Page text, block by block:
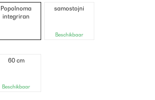
Popolnoma
integriran
samostojni
Beschikbaar
60 cm
Beschikbaar